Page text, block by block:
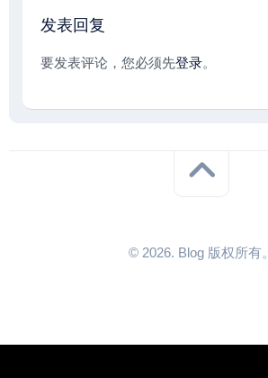
发表回复
要发表评论，您必须先登录。
© 2026. Blog 版权所有。